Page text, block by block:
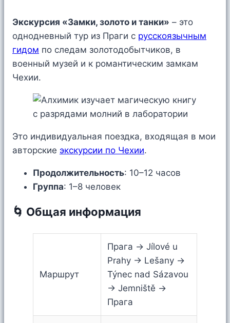
Экскурсия «Замки, золото и танки» – это
однодневный тур из Праги с русскоязычным
гидом по следам золотодобытчиков, в
военный музей и к романтическим замкам
Чехии.
Это индивидуальная поездка, входящая в мои
авторские экскурсии по Чехии.
Продолжительность: 10–12 часов
Группа: 1–8 человек
🌀 Общая информация
Маршрут
Прага → Jílové u
Prahy → Lešany →
Týnec nad Sázavou
→ Jemniště →
Прага